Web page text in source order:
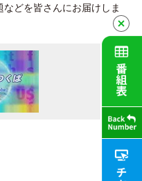
どを皆さんにお届けしま